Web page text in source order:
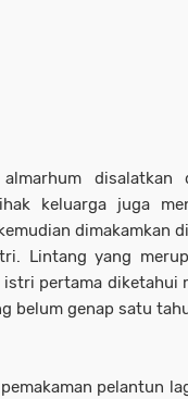
almarhum
keluarga juga
dimakamkan
Lintang yang
pertama diketahui
belum genap satu
pelantun